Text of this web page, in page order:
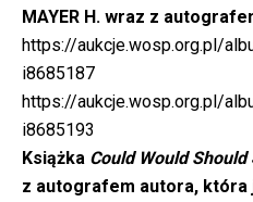
MAYER H. wraz z
https://aukcje.wosp.org.pl/
i8685187
https://aukcje.wosp.org.pl/
i8685193
Książka Could Would Should
z autografem autora, która